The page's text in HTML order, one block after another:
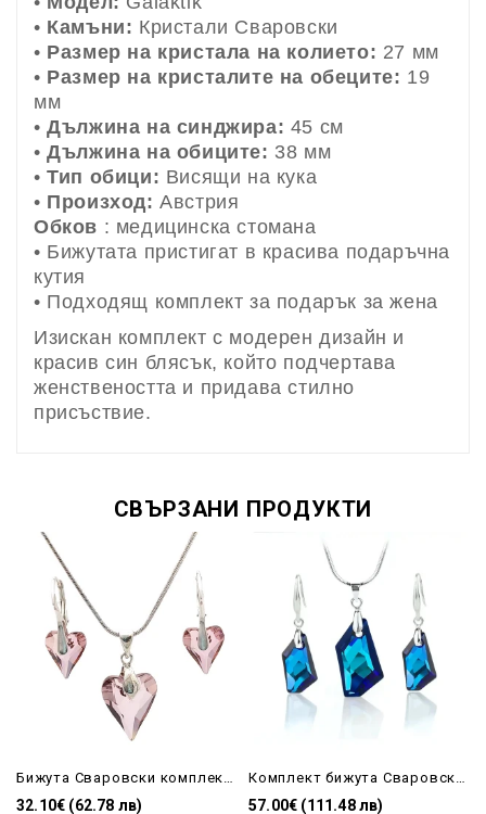
• Камъни: Кристали Сваровски
• Размер на кристала на колието: 27 мм
• Размер на кристалите на обеците: 19
мм
•Дължина на синджира: 45 см
•Дължина на обиците: 38 мм
•Тип обици: Висящи на кука
• Произход: Австрия
Обков : медицинска стомана
• Бижутата пристигат в красива подаръчна
кутия
• Подходящ комплект за подарък за жена
Изискан комплект с модерен дизайн и
красив син блясък, който подчертава
женствеността и придава стилно
присъствие.
СВЪРЗАНИ ПРОДУКТИ
32.10€ (62.78 лв) 57.00€ (111.48 лв)